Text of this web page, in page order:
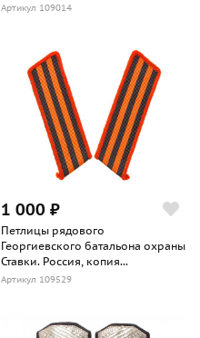
Артикул 109014
1 000 ₽
Петлицы рядового
Георгиевского батальона охраны
Ставки. Россия, копия...
Артикул 109529